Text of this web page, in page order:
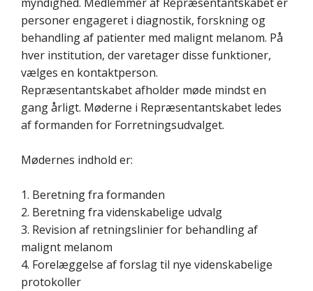
personer engageret i diagnostik, forskning og
behandling af patienter med malignt melanom. På
hver institution, der varetager disse funktioner,
vælges en kontaktperson.
Repræsentantskabet afholder møde mindst en
gang årligt. Møderne i Repræsentantskabet ledes
af formanden for Forretningsudvalget.
Mødernes indhold er:
1. Beretning fra formanden
2. Beretning fra videnskabelige udvalg
3. Revision af retningslinier for behandling af
malignt melanom
4. Forelæggelse af forslag til nye videnskabelige
protokoller